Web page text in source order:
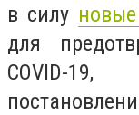
в силу
для
COVID-